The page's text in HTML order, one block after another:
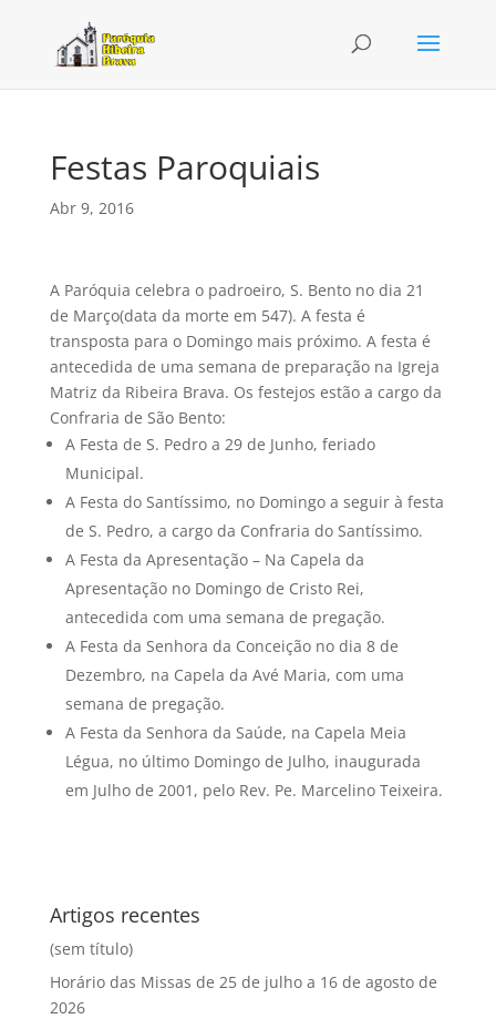
Festas Paroquiais
Abr 9, 2016
A Paróquia celebra o padroeiro, S. Bento no dia 21
de Março(data da morte em 547). A festa é
transposta para o Domingo mais próximo. A festa é
antecedida de uma semana de preparação na Igreja
Matriz da Ribeira Brava. Os festejos estão a cargo da
Confraria de São Bento:
A Festa de S. Pedro a 29 de Junho, feriado
Municipal.
A Festa do Santíssimo, no Domingo a seguir à festa
de S. Pedro, a cargo da Confraria do Santíssimo.
A Festa da Apresentação – Na Capela da
Apresentação no Domingo de Cristo Rei,
antecedida com uma semana de pregação.
A Festa da Senhora da Conceição no dia 8 de
Dezembro, na Capela da Avé Maria, com uma
semana de pregação.
A Festa da Senhora da Saúde, na Capela Meia
Légua, no último Domingo de Julho, inaugurada
em Julho de 2001, pelo Rev. Pe. Marcelino Teixeira.
Artigos recentes
(sem título)
Horário das Missas de 25 de julho a 16 de agosto de
2026